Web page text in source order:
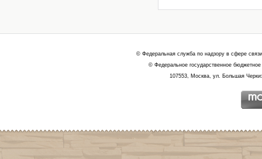
© Федеральная служба по надзору в сфере
© Федеральное государственное
107553, Москва, ул. Большая